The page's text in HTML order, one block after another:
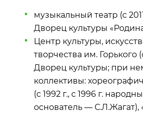
музыкальный театр (с 2011
Дворец культуры
Центр культуры,
творчества им. Горького (с
Дворец культуры; при
коллективы:
(с 1992 г., с 1996 г.
основатель — С.Л.Жагат),